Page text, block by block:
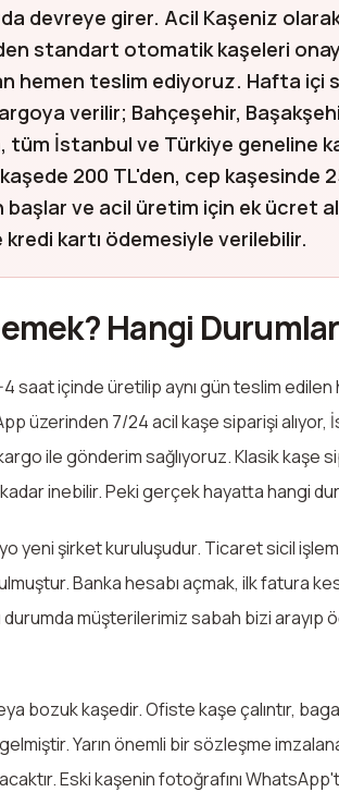
devreye girer. Acil Kaşeniz
standart otomatik kaşeleri onay
hemen teslim ediyoruz. Hafta içi
verilir; Bahçeşehir,
tüm İstanbul ve Türkiye geneline
200 TL'den, cep kaşesinde
başlar ve acil üretim için ek ücret
kartı ödemesiyle verilebilir.
Hangi
saat içinde üretilip aynı gün teslim edilen
üzerinden 7/24 acil kaşe siparişi alıyor,
ile gönderim sağlıyoruz. Klasik kaşe
inebilir. Peki gerçek hayatta hangi
yeni şirket kuruluşudur. Ticaret sicil
Banka hesabı açmak, ilk fatura
durumda müşterilerimiz sabah bizi arayıp
bozuk kaşedir. Ofiste kaşe çalıntır,
Yarın önemli bir sözleşme
Eski kaşenin fotoğrafını